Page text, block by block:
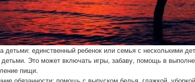
детьми: единственный ребенок или семья с несколькими
детьми. Это может включать игры, забаву, помощь в
пищи.